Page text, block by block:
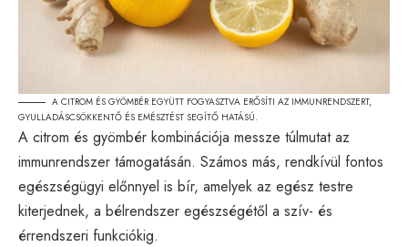
A CITROM ÉS GYÖMBÉR EGYÜTT FOGYASZTVA ERŐSÍTI AZ IMMUNRENDSZERT,
GYULLADÁSCSÖKKENTŐ ÉS EMÉSZTÉST SEGÍTŐ HATÁSÚ.
A citrom és gyömbér kombinációja messze túlmutat az
immunrendszer támogatásán. Számos más, rendkívül fontos
egészségügyi előnnyel is bír, amelyek az egész testre
kiterjednek, a bélrendszer egészségétől a szív- és
érrendszeri funkciókig.